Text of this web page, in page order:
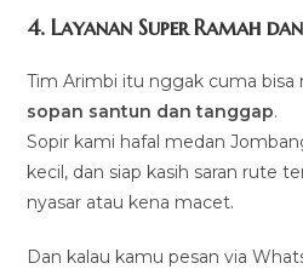
4. Layanan Super Ramah
Tim Arimbi itu nggak cuma bisa
sopan santun dan tanggap.
Sopir kami hafal medan
kecil, dan siap kasih saran rute
nyasar atau kena macet.
Dan kalau kamu pesan via